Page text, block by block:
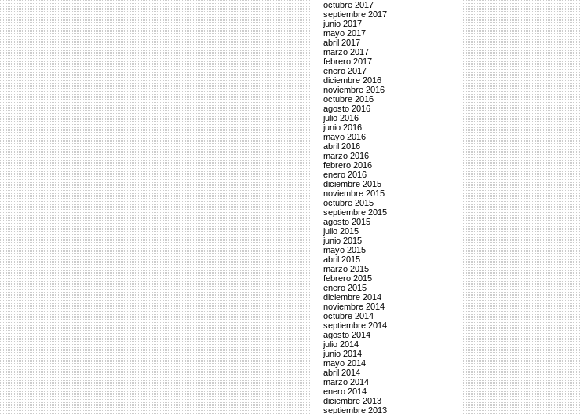
octubre 2017
septiembre 2017
junio 2017
mayo 2017
abril 2017
marzo 2017
febrero 2017
enero 2017
diciembre 2016
noviembre 2016
octubre 2016
agosto 2016
julio 2016
junio 2016
mayo 2016
abril 2016
marzo 2016
febrero 2016
enero 2016
diciembre 2015
noviembre 2015
octubre 2015
septiembre 2015
agosto 2015
julio 2015
junio 2015
mayo 2015
abril 2015
marzo 2015
febrero 2015
enero 2015
diciembre 2014
noviembre 2014
octubre 2014
septiembre 2014
agosto 2014
julio 2014
junio 2014
mayo 2014
abril 2014
marzo 2014
enero 2014
diciembre 2013
septiembre 2013